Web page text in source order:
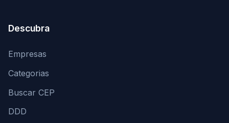
Descubra
Empresas
Categorias
Buscar CEP
DDD